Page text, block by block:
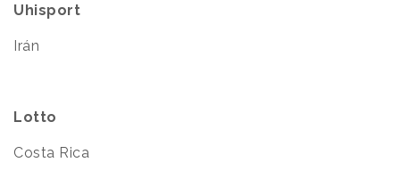
Uhisport
Irán
Lotto
Costa Rica